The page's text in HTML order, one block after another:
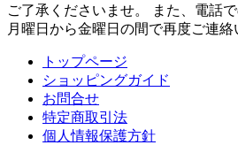
ご了承くださいませ。 また、電話
月曜日から金曜日の間で再度ご連
トップページ
ショッピングガイド
お問合せ
特定商取引法
個人情報保護方針